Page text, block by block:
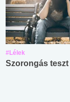
#Lélek
Szorongás teszt